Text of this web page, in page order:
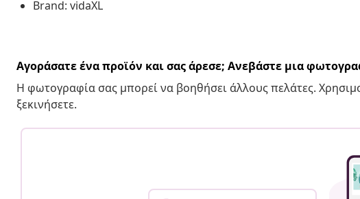
Brand: vidaXL
Αγοράσατε ένα προϊόν και σας άρεσε; Ανεβάστε μια
Η φωτογραφία σας μπορεί να βοηθήσει άλλους πελάτες.
ξεκινήσετε.